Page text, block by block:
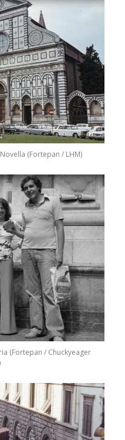
(Fortepan / LHM)
(Fortepan / Chuckyeager